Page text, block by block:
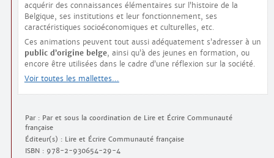
acquérir des connaissances élémentaires sur l’histoire de la
Belgique, ses institutions et leur fonctionnement, ses
caractéristiques socio­économiques et culturelles, etc.
Ces animations peuvent tout aussi adéquatement s’adresser à un
public d’origine belge, ainsi qu’à des jeunes en formation, ou
encore être utilisées dans le cadre d’une réflexion sur la société.
Voir toutes les mallettes…
Par : Par et sous la coordination de Lire et Écrire Communauté
française
Éditeur(s) : Lire et Écrire Communauté française
ISBN : 978-2-930654-29-4